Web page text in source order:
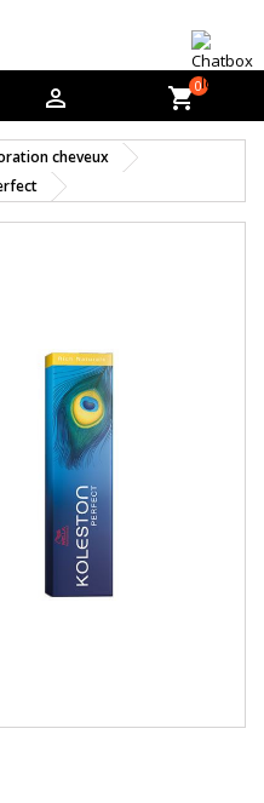
 shopping_cart0
cheveux